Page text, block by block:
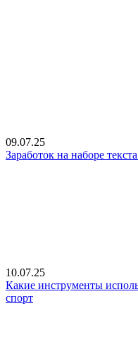
09.07.25
Заработок на наборе
10.07.25
Какие инструменты
спорт